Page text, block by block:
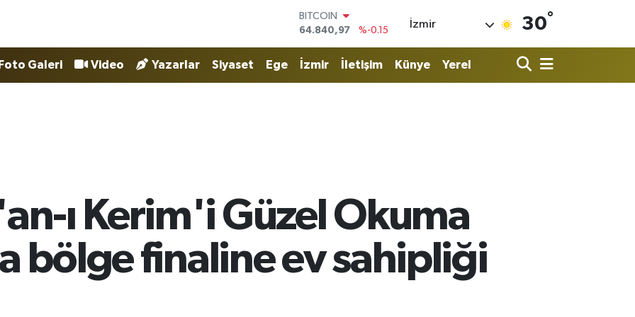
DOLAR
47,7436
%0.18
55,2510
%0.32
İzmir 30°
Foto Galeri Video Yazarlar Siyaset Ege İzmir İletişim Künye Yerel
ı Kerim'i Güzel Okuma
bölge finaline ev sahipliği